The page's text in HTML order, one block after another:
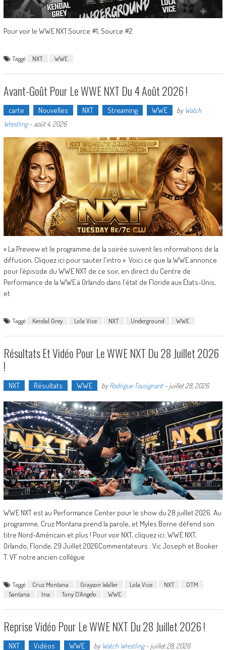
Pour voir le WWE NXT:Source #1, Source #2
Taggé NXT WWE
Avant-Goût Pour Le WWE NXT Du 4 Août 2026 !
carte Nouvelles NXT Streaming WWE by Watch
Wrestling- août 4, 2026
« La Preview et le programme de la soirée suivent les informations de la
diffusion, Cliquez ici pour sauter l'intro » Voici ce que la WWE annonce
pour l’épisode du WWE NXT de ce soir, en direct du Centre de
Performance de la WWE à Orlando dans l'état de Floride aux États-Unis,
et
Taggé Kendal Grey Lola Vice NXT Underground WWE
Résultats Et Vidéo Pour Le WWE NXT Du 28 Juillet 2026
!
NXT Résultats WWE byRodrigue Tousignant- juillet 28, 2026
WWE NXT est au Performance Center pour le show du 28 juillet 2026. Au
programme, Cruz Montana prend la parole, et Myles Borne défend son
titre Nord-Américain et plus ! Pour voir NXT, cliquez ici. WWE NXT,
Orlando, Floride, 29 Juillet 2026Commentateurs : Vic Joseph et Booker
T. VF notre ancien collègue
Taggé Cruz Montana Grayson Waller Lola Vice NXT
OTM
Santana
tna Tony D’Angelo WWE
Reprise Vidéo Pour Le WWE NXT Du 28 Juillet 2026 !
NXT Vidéos WWE by Watch Wrestling- juillet 28, 2026